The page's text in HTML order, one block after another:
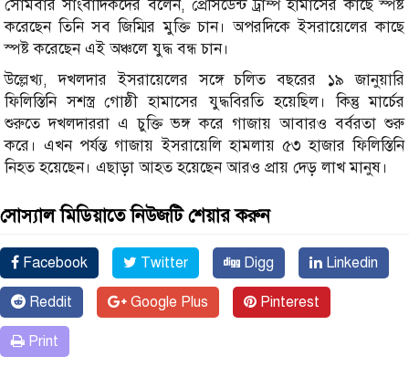
সোমবার সাংবাদিকদের বলেন, প্রেসিডেন্ট ট্রাম্প হামাসের কাছে স্পষ্ট
করেছেন তিনি সব জিম্মির মুক্তি চান। অপরদিকে ইসরায়েলের কাছে
স্পষ্ট করেছেন এই অঞ্চলে যুদ্ধ বন্ধ চান।
উল্লেখ্য, দখলদার ইসরায়েলের সঙ্গে চলিত বছরের ১৯ জানুয়ারি
ফিলিস্তিনি সশস্ত্র গোষ্ঠী হামাসের যুদ্ধবিরতি হয়েছিল। কিন্তু মার্চের
শুরুতে দখলদাররা এ চুক্তি ভঙ্গ করে গাজায় আবারও বর্বরতা শুরু
করে। এখন পর্যন্ত গাজায় ইসরায়েলি হামলায় ৫৩ হাজার ফিলিস্তিনি
নিহত হয়েছেন। এছাড়া আহত হয়েছেন আরও প্রায় দেড় লাখ মানুষ।
সোস্যাল মিডিয়াতে নিউজটি শেয়ার করুন
Facebook Twitter Digg Linkedin
Reddit Google Plus Pinterest
Print